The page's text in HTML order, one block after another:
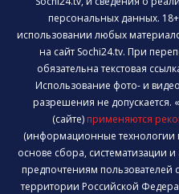
персональных данных.
использовании любых
на сайт Sochi24.tv. При
обязательна текстовая
Использование фото- и
разрешения не
(сайте) применяются
(информационные технологии
основе сбора, систематизации
предпочтениям пользователей
территории Российской